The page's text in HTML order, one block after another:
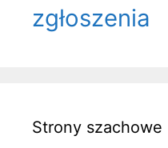
zgłoszenia
Strony szachowe